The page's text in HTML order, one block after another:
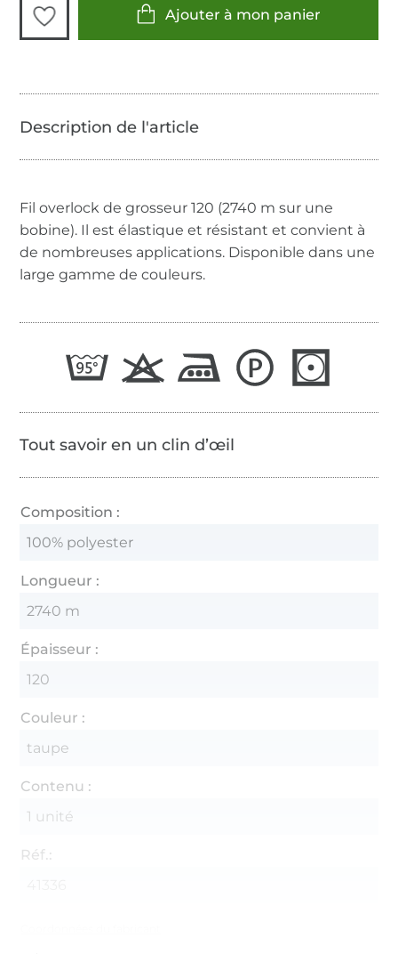
Ajouter à mon panier
Fil overlock de grosseur 120 (2740 m sur une
bobine). Il est élastique et résistant et convient à
de nombreuses applications. Disponible dans une
large gamme de couleurs.
Tout savoir en un clin d’œil
Composition :
100% polyester
Longueur :
2740 m
Épaisseur :
120
Couleur :
taupe
Contenu :
1 unité
Réf.: